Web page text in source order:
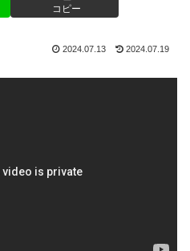
コピー
2024.07.13 2024.07.19